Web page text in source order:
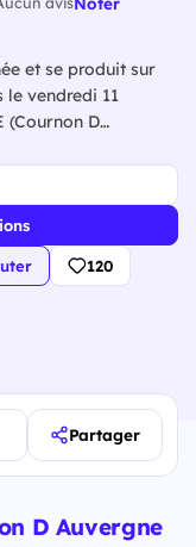
et se produit sur
le vendredi 11
(Cournon D
120
Partager
D Auvergne